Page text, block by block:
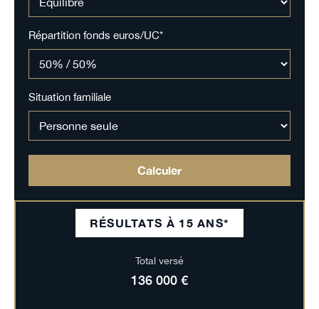
Répartition fonds euros/UC*
Situation familiale
Calculer
RÉSULTATS À 15 ANS*
Total versé
136 000 €